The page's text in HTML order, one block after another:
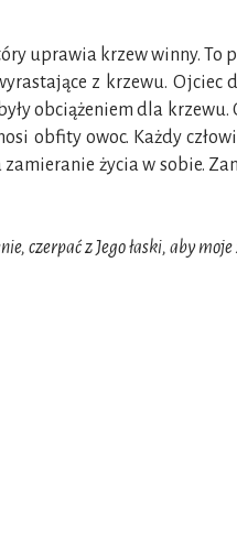
uprawia krzew winny. To
z krzewu. Ojciec
obciążeniem dla
obfity owoc. Każdy
życia w sobie.
czerpać z Jego łaski, aby moje